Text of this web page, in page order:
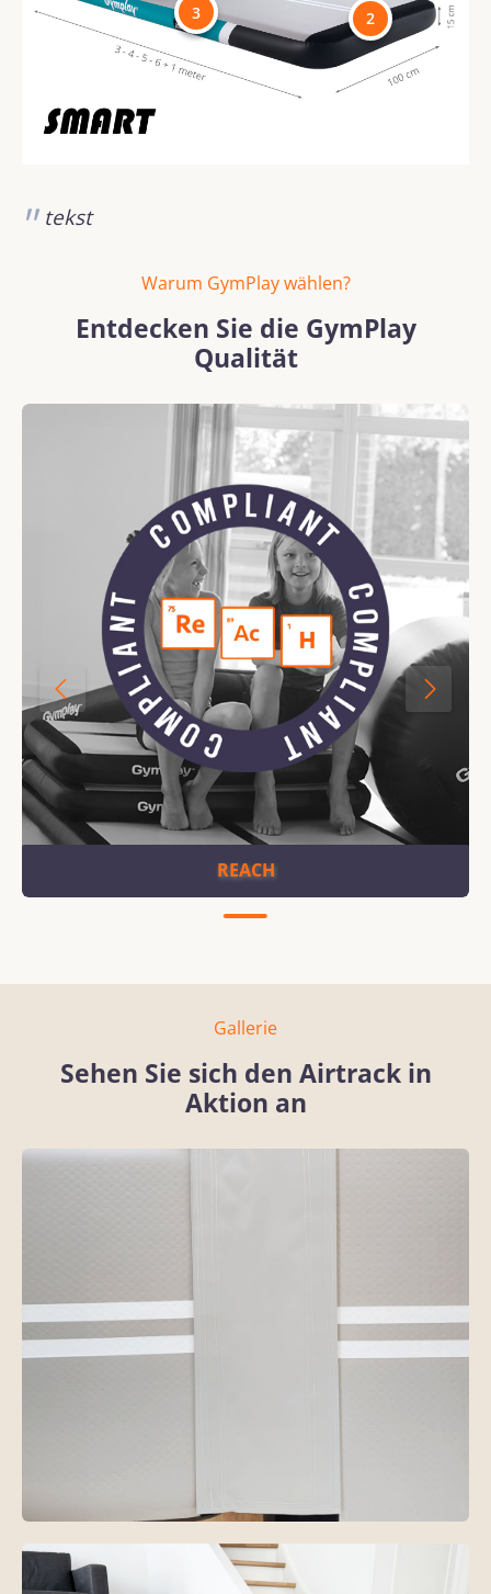
2
3
tekst
Warum GymPlay wählen?
Entdecken Sie die GymPlay
Qualität
Bildergalerie überspringen
REACH
REACH
Gallerie
Sehen Sie sich den Airtrack in
Aktion an